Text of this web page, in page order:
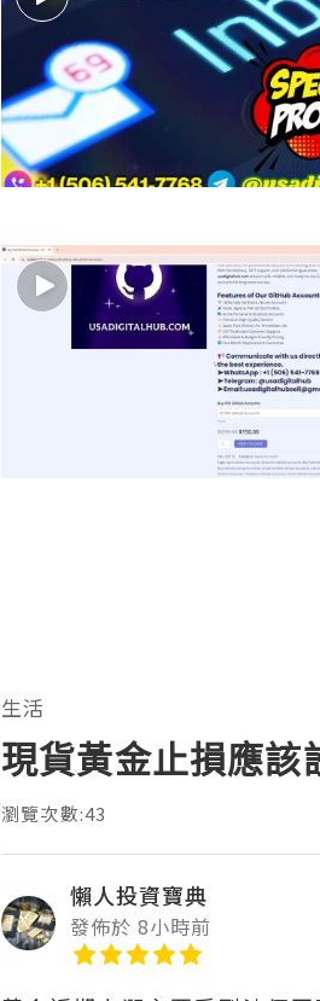
生活
現貨黃金止損應該
瀏覽次數:43
懶人投資寶典
發佈於 8小時前